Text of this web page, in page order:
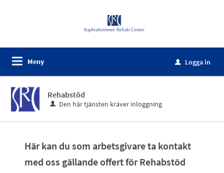
Meny u Logga in
Rehabstöd
Den här tjänsten kräver inloggning
Här kan du som arbetsgivare ta kontakt
med oss gällande offert för Rehabstöd